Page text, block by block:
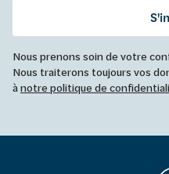
Nous prenons soin de votre
Nous traiterons toujours vos
ànotre politique de